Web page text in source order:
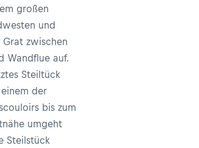
großen
und
zwischen
Wandflue auf.
Steiltück
der
bis zum
umgeht
Steilstück